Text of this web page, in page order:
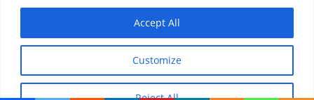
Customize
Reject All
Accept All
Πνευματικά Δικαιώματα © 2026Corfu Channel. Τα
πνευματικά δικαιώματα προστατεύονται.
Θέμα:ColorMagαπό ThemeGrill. Κατασκευασμένο με